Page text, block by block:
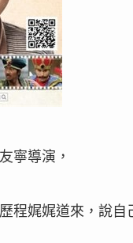
寧導演，
程娓娓道來，說